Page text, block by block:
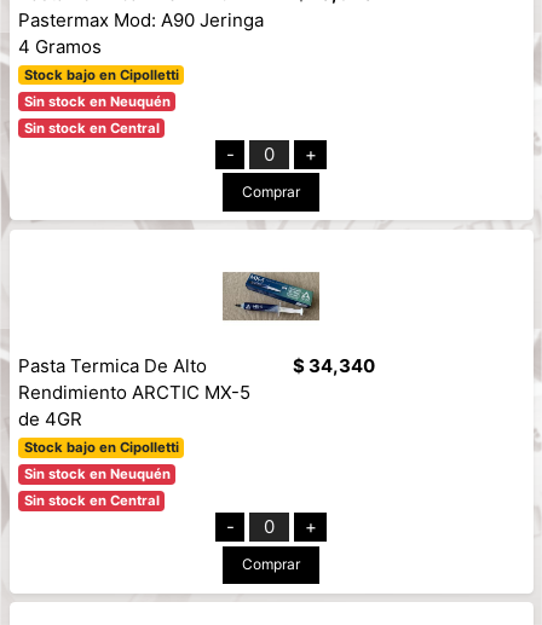
Pastermax Mod: A90 Jeringa
4 Gramos
Stock bajo en Cipolletti
Sin stock en Neuquén
Sin stock en Central
- 0 +
Comprar
Pasta Termica De Alto
Rendimiento ARCTIC MX-5
de 4GR
Stock bajo en Cipolletti
Sin stock en Neuquén
Sin stock en Central
$ 34,340
- 0 +
Comprar